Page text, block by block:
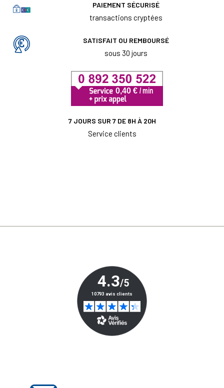
PAIEMENT SÉCURISÉ
transactions cryptées
SATISFAIT OU REMBOURSÉ
sous 30 jours
7 JOURS SUR 7 DE 8H À 20H
Service clients